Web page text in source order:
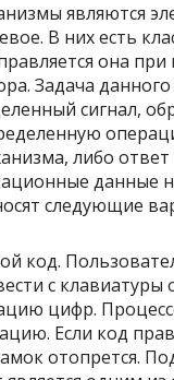
являются
В них есть
она
Задача
сигнал,
либо
данные
следующие
код.
с
цифр.
Если код
отопрется.